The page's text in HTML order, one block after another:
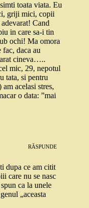
toata viata. Eu
griji mici, copii
Cand
in care sa-i tin
ochi! Ma omora
daca au
cineva…..
mic, 29, nepotul
tata, si pentru
acelasi stres,
o data: ”mai
RĂSPUNDE
dupa ce am citit
care nu se nasc
ca la unele
„aceasta